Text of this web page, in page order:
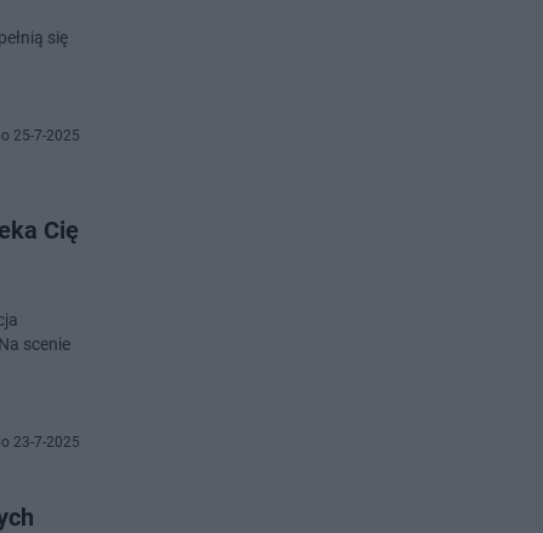
się
25-7-2025
Cię
scenie
23-7-2025